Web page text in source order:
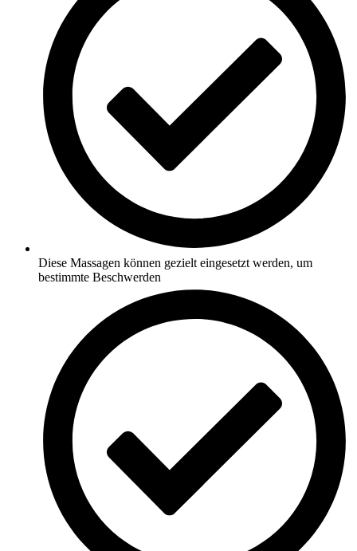
Diese Massagen können gezielt eingesetzt werden, um
bestimmte Beschwerden